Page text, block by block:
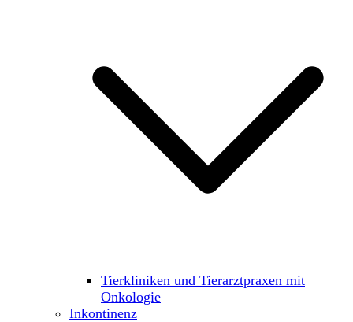
Tierkliniken und Tierarztpraxen mit
Onkologie
Inkontinenz